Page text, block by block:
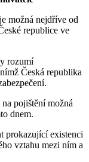
možná nejdříve od
republice ve
rozumí
Česká republika
pojištění možná
dnem.
prokazující existenci
vztahu mezi ním a